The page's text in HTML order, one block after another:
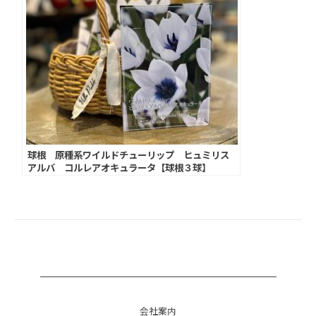
球根 原種系ワイルドチューリップ ヒュミリス
アルバ コルレアオキュラータ【球根３球】
会社案内